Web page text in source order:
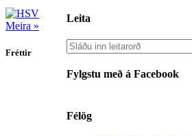
Leita
Fylgstu með á Facebook
Félög
Meira »
Fréttir